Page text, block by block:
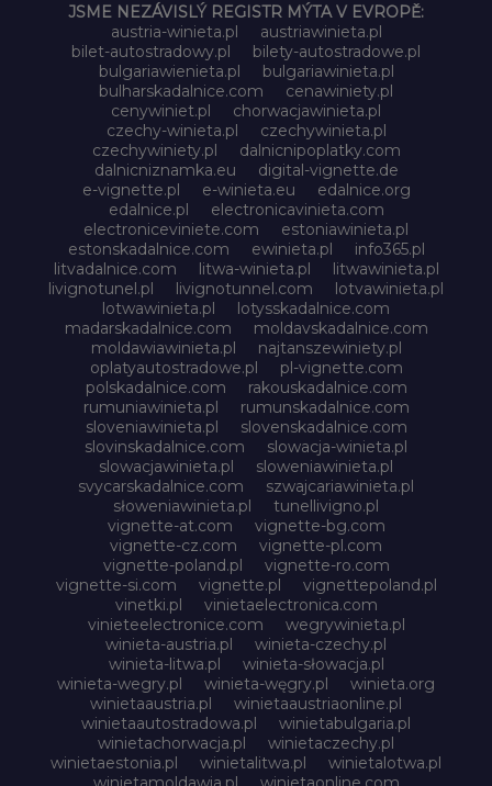
JSME NEZÁVISLÝ REGISTR MÝTA V EVROPĚ:
austria-winieta.pl
austriawinieta.pl
bilet-autostradowy.pl
bilety-autostradowe.pl
bulgariawienieta.pl
bulgariawinieta.pl
bulharskadalnice.com
cenawiniety.pl
cenywiniet.pl
chorwacjawinieta.pl
czechy-winieta.pl
czechywinieta.pl
czechywiniety.pl
dalnicnipoplatky.com
dalnicniznamka.eu
digital-vignette.de
e-vignette.pl
e-winieta.eu
edalnice.org
edalnice.pl
electronicavinieta.com
electroniceviniete.com
estoniawinieta.pl
estonskadalnice.com
ewinieta.pl
info365.pl
litvadalnice.com
litwa-winieta.pl
litwawinieta.pl
livignotunel.pl
livignotunnel.com
lotvawinieta.pl
lotwawinieta.pl
lotysskadalnice.com
madarskadalnice.com
moldavskadalnice.com
moldawiawinieta.pl
najtanszewiniety.pl
oplatyautostradowe.pl
pl-vignette.com
polskadalnice.com
rakouskadalnice.com
rumuniawinieta.pl
rumunskadalnice.com
sloveniawinieta.pl
slovenskadalnice.com
slovinskadalnice.com
slowacja-winieta.pl
slowacjawinieta.pl
sloweniawinieta.pl
svycarskadalnice.com
szwajcariawinieta.pl
słoweniawinieta.pl
tunellivigno.pl
vignette-at.com
vignette-bg.com
vignette-cz.com
vignette-pl.com
vignette-poland.pl
vignette-ro.com
vignette-si.com
vignette.pl
vignettepoland.pl
vinetki.pl
vinietaelectronica.com
vinieteelectronice.com
wegrywinieta.pl
winieta-austria.pl
winieta-czechy.pl
winieta-litwa.pl
winieta-słowacja.pl
winieta-wegry.pl
winieta-węgry.pl
winieta.org
winietaaustria.pl
winietaaustriaonline.pl
winietaautostradowa.pl
winietabulgaria.pl
winietachorwacja.pl
winietaczechy.pl
winietaestonia.pl
winietalitwa.pl
winietalotwa.pl